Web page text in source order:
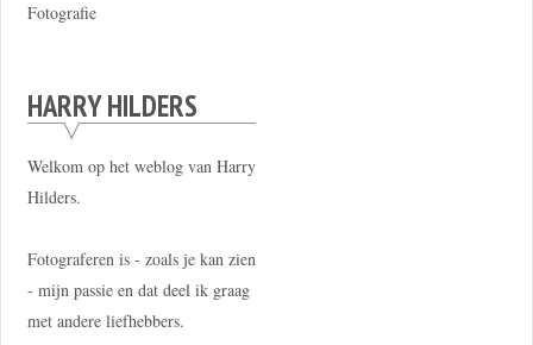
Fotografie
HARRY HILDERS
Welkom op het weblog van Harry
Hilders.
Fotograferen is - zoals je kan zien
- mijn passie en dat deel ik graag
met andere liefhebbers.